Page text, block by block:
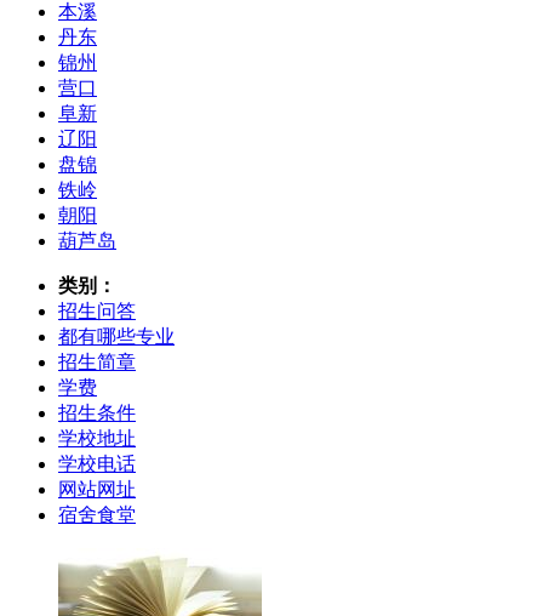
本溪
丹东
锦州
营口
阜新
辽阳
盘锦
铁岭
朝阳
葫芦岛
类别：
招生问答
都有哪些专业
招生简章
学费
招生条件
学校地址
学校电话
网站网址
宿舍食堂